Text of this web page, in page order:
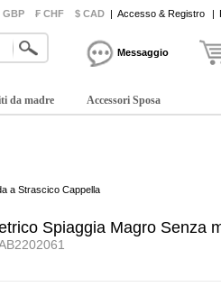
GBP ₣ CHF $ CAD | Accesso & Registro |
Messaggio
da madre Accessori Sposa
a Strascico Cappella
Spiaggia Magro Senza